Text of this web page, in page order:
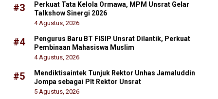
#3
Perkuat Tata Kelola Ormawa, MPM Unsrat Gelar
Talkshow Sinergi 2026
4 Agustus, 2026
#4
Pengurus Baru BT FISIP Unsrat Dilantik, Perkuat
Pembinaan Mahasiswa Muslim
4 Agustus, 2026
#5
Mendiktisaintek Tunjuk Rektor Unhas Jamaluddin
Jompa sebagai Plt Rektor Unsrat
5 Agustus, 2026